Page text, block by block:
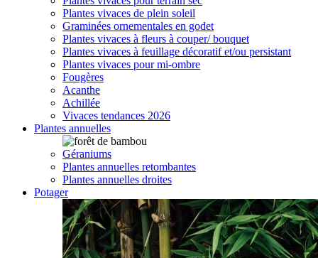
Plantes vivaces de plein soleil
Graminées ornementales en godet
Plantes vivaces à fleurs à couper/ bouquet
Plantes vivaces à feuillage décoratif et/ou persistant
Plantes vivaces pour mi-ombre
Fougères
Acanthe
Achillée
Vivaces tendances 2026
Plantes annuelles
Géraniums
Plantes annuelles retombantes
Plantes annuelles droites
Potager